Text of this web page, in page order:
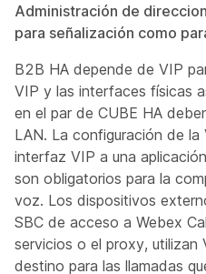
Administración de
para señalización como
B2B HA depende de VIP
VIP y las interfaces físicas
en el par de CUBE HA
LAN. La configuración de
interfaz VIP a una
son obligatorios para la
voz. Los dispositivos
SBC de acceso a Webex
servicios o el proxy,
destino para las llamadas